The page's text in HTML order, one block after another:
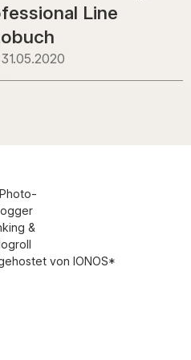
Line
31.05.2020
von IONOS*